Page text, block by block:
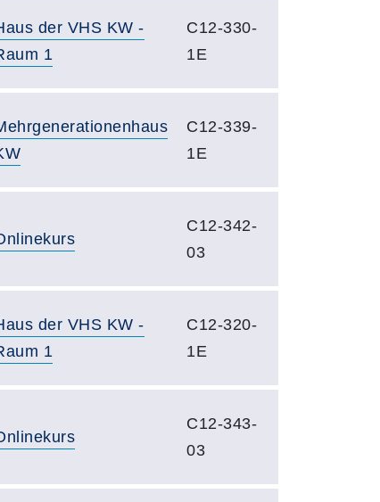
der VHS KW -
1
C12-330-
1E
C12-339-
1E
C12-342-
03
der VHS KW -
1
C12-320-
1E
C12-343-
03